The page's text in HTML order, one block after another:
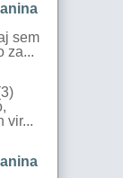
sem
za...
vir...